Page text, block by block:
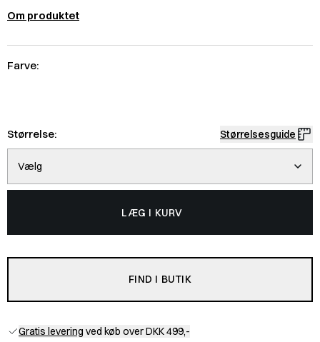
Om produktet
Farve:
Størrelse: Størrelsesguide
Vælg
LÆG I KURV
FIND I BUTIK
Gratis levering ved køb over DKK 499,-